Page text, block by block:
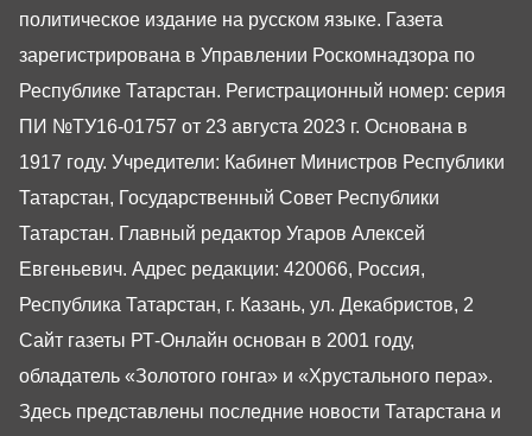
политическое издание на русском языке. Газета
зарегистрирована в Управлении Роскомнадзора по
Республике Татарстан. Регистрационный номер: серия
ПИ №ТУ16-01757 от 23 августа 2023 г. Основана в
1917 году. Учредители: Кабинет Министров Республики
Татарстан, Государственный Совет Республики
Татарстан. Главный редактор Угаров Алексей
Евгеньевич. Адрес редакции: 420066, Россия,
Республика Татарстан, г. Казань, ул. Декабристов, 2
Сайт газеты РТ-Онлайн основан в 2001 году,
обладатель «Золотого гонга» и «Хрустального пера».
Здесь представлены последние новости Татарстана и